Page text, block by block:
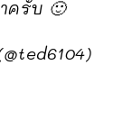
ครับ 🙂